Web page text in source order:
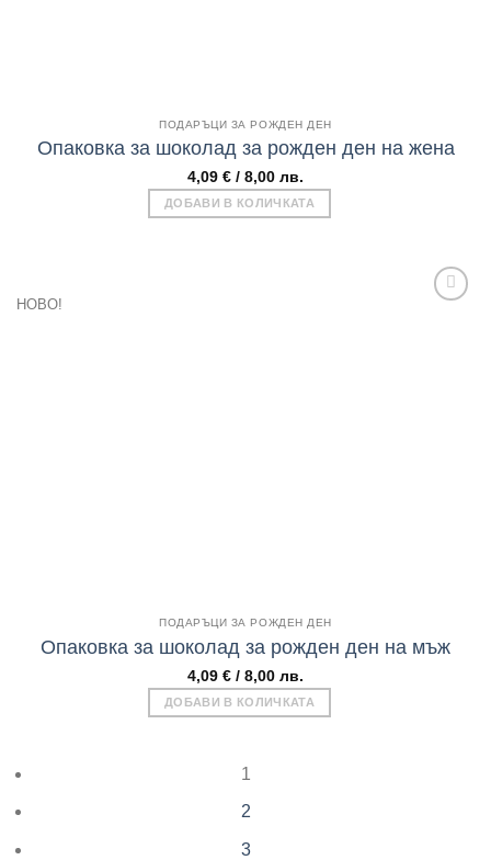
ПОДАРЪЦИ ЗА РОЖДЕН ДЕН
Опаковка за шоколад за рожден ден на жена
4,09 € / 8,00 лв.
ДОБАВИ В КОЛИЧКАТА
НОВО!
ПОДАРЪЦИ ЗА РОЖДЕН ДЕН
Опаковка за шоколад за рожден ден на мъж
4,09 € / 8,00 лв.
ДОБАВИ В КОЛИЧКАТА
1
2
3